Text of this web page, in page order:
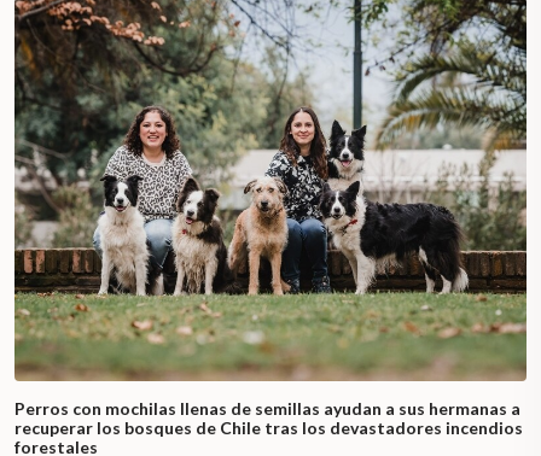
Perros con mochilas llenas de semillas ayudan a sus hermanas a
recuperar los bosques de Chile tras los devastadores incendios
forestales